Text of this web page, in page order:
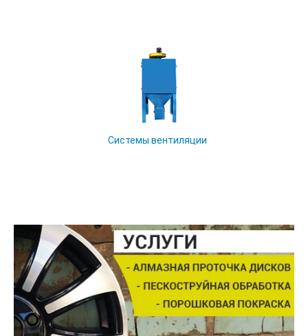
Системы вентиляции